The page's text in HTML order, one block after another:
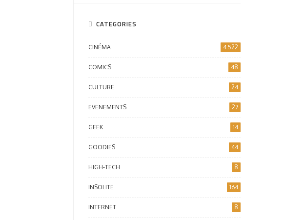
CATEGORIES
CINÉMA 4 522
COMICS 48
CULTURE 24
EVENEMENTS 27
GEEK 14
GOODIES 44
HIGH-TECH 8
INSOLITE 164
INTERNET 8